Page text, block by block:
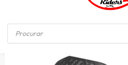
Início / ANTI-SPRAI PARA-LAMA Para-lama